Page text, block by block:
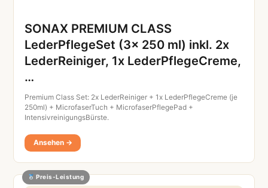
SONAX PREMIUM CLASS
LederPflegeSet (3x 250 ml) inkl. 2x
LederReiniger, 1x LederPflegeCreme,
…
Premium Class Set: 2x LederReiniger + 1x LederPflegeCreme (je
250ml) + MicrofaserTuch + MicrofaserPflegePad +
IntensivreinigungsBürste.
Ansehen →
Preis-Leistung